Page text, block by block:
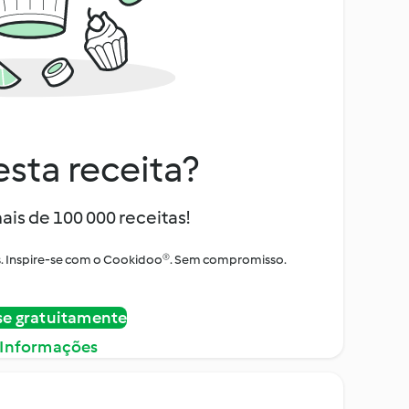
receita?
de 100 000 receitas!
Inspire-se com o Cookidoo®. Sem compromisso.
gratuitamente